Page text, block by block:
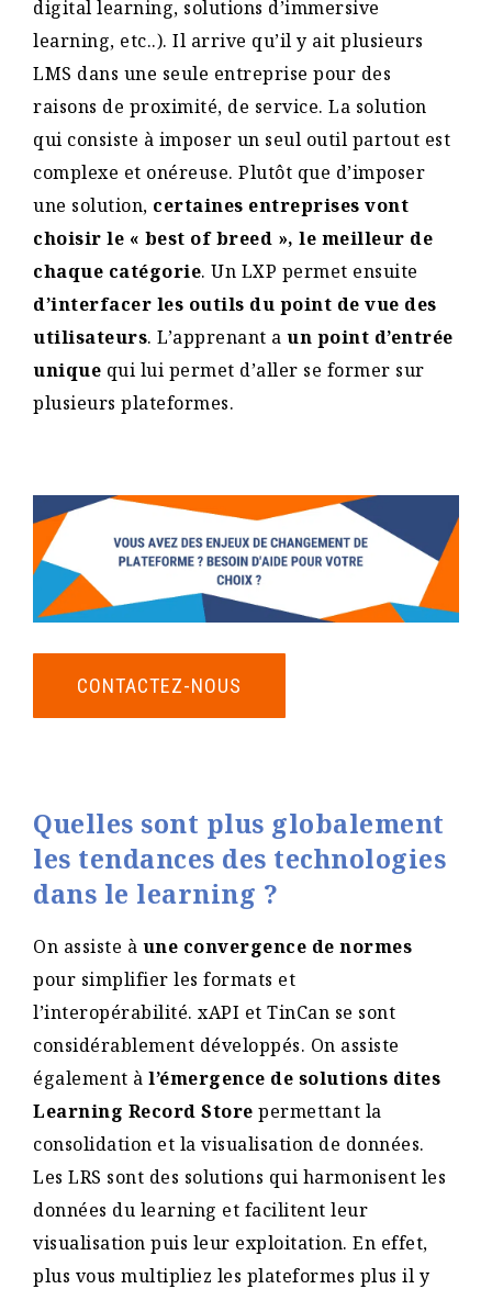
digital learning, solutions d’immersive
learning, etc..). Il arrive qu’il y ait plusieurs
LMS dans une seule entreprise pour des
raisons de proximité, de service. La solution
qui consiste à imposer un seul outil partout est
complexe et onéreuse. Plutôt que d’imposer
une solution, certaines entreprises vont
choisir le « best of breed », le meilleur de
chaque catégorie. Un LXP permet ensuite
d’interfacer les outils du point de vue des
utilisateurs. L’apprenant a un point d’entrée
unique qui lui permet d’aller se former sur
plusieurs plateformes.
CONTACTEZ-NOUS
Quelles sont plus globalement
les tendances des technologies
dans le learning ?
On assiste à une convergence de normes
pour simplifier les formats et
l’interopérabilité. xAPI et TinCan se sont
considérablement développés. On assiste
également à l’émergence de solutions dites
Learning Record Store permettant la
consolidation et la visualisation de données.
Les LRS sont des solutions qui harmonisent les
données du learning et facilitent leur
visualisation puis leur exploitation. En effet,
plus vous multipliez les plateformes plus il y